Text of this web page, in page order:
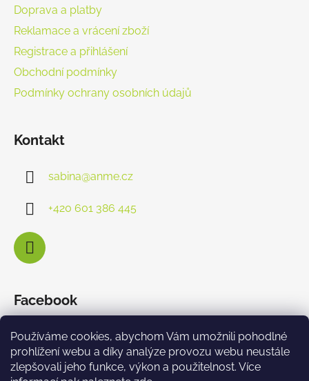
Používáme cookies, abychom Vám umožnili pohodlné
prohlížení webu a díky analýze provozu webu neustále
zlepšovali jeho funkce, výkon a použitelnost. Více
Doprava a platby
Reklamace a vrácení zboží
Registrace a přihlášení
Obchodní podmínky
Podmínky ochrany osobních údajů
Kontakt
sabina@anme.cz
+420 601 386 445
Facebook